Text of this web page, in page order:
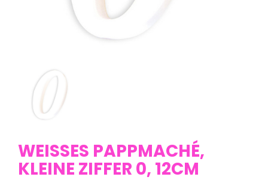
WEISSES PAPPMACHÉ, K
LEINE ZIFFER 0, 12CM